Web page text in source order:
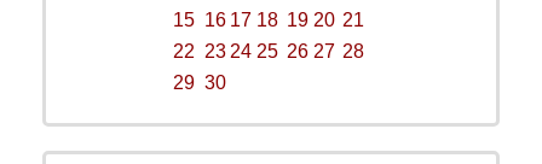
15 16 17 18 19 20 21
22 23 24 25 26 27 28
29 30